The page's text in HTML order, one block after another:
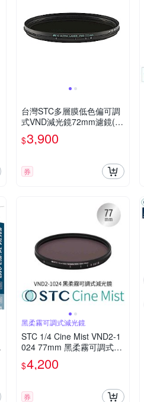
台灣STC多層膜低色偏可調
式VND減光鏡72mm濾鏡(無
段調整ND2-ND4-ND8-ND1
6-ND32-ND64…-ND1000-
動態範圍
$3,900
券
黑柔霧可調式減光鏡
STC 1/4 Cine Mist VND2-1
024 77mm 黑柔霧可調式減
光鏡(公司貨)
$4,200
券